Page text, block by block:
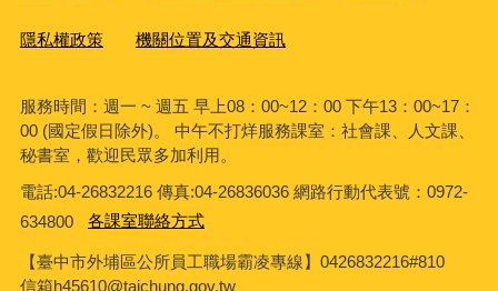
隱私權政策 機關位置及交通資訊
服務時間：週一 ~ 週五 早上08：00~12：00 下午13：00~17：
00 (國定假日除外)。 中午不打烊服務課室：社會課、人文課、
秘書室，歡迎民眾多加利用。
電話:04-26832216 傳真:04-26836036 網路行動代表號：0972-
634800
各課室聯絡方式
【臺中市外埔區公所員工職場霸凌專線】0426832216#810
信箱h45610@taichung.gov.tw